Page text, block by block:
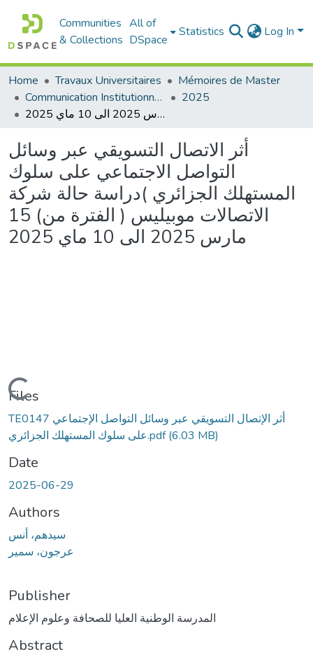
Communities
& Collections
All of
DSpace
Statistics Log In
Home Travaux Universitaires
Mémoires de Master
Communication Institutionnelle
2025
أثر الاتصال التسويقي عبر وسائل التواصل الاجتماعي على سلوك المستهلك الجزائري )دراسة حالة شركة الاتصالات موبيليس ( الفترة من) 15 مارس 2025 الى 10 ماي 2025
أثر الاتصال التسويقي عبر وسائل
التواصل الاجتماعي على سلوك
المستهلك الجزائري )دراسة حالة شركة
الاتصالات موبيليس ( الفترة من) 15
مارس 2025 الى 10 ماي 2025
Loading...
Files
TE0147 أثر الإتصال التسويقي عبر وسائل التواصل الإجتماعي
على سلوك المستهلك الجزائري.pdf(6.03 MB)
Date
2025-06-29
Authors
سيدهم، أنس
عرجون، سمير
Publisher
المدرسة الوطنية العليا للصحافة وعلوم الإعلام
Abstract